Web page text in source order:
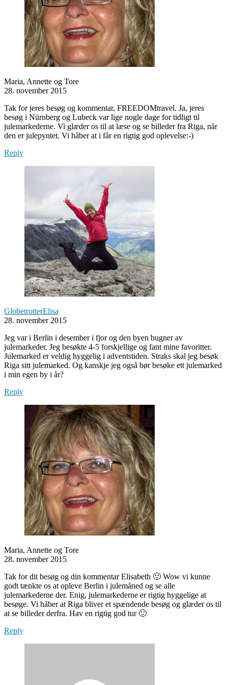
Maria, Annette og Tore
28. november 2015
Tak for jeres besøg og kommentar, FREEDOMtravel. Ja, jeres
besøg i Nürnberg og Lubeck var lige nogle dage for tidligt til
julemarkederne. Vi glæder os til at læse og se billeder fra Riga, når
den er julepyntet. Vi håber at i får en rigtig god oplevelse:-)
Reply
GlobetrotterElisa
28. november 2015
Jeg var i Berlin i desember i fjor og den byen bugner av
julemarkeder. Jeg besøkte 4-5 forskjellige og fant mine favoritter.
Julemarked er veldig hyggelig i adventstiden. Straks skal jeg besøk
Riga sitt julemarked. Og kanskje jeg også bør besøke ett julemarked
i min egen by i år?
Reply
Maria, Annette og Tore
28. november 2015
Tak for dit besøg og din kommentar Elisabeth 🙂 Wow vi kunne
godt tænkte os at opleve Berlin i julemåned og se alle
julemarkederne der. Enig, julemarkederne er rigtig hyggelige at
besøge. Vi håber at Riga bliver et spændende besøg og glæder os til
at se billeder derfra. Hav en rigtig god tur 🙂
Reply